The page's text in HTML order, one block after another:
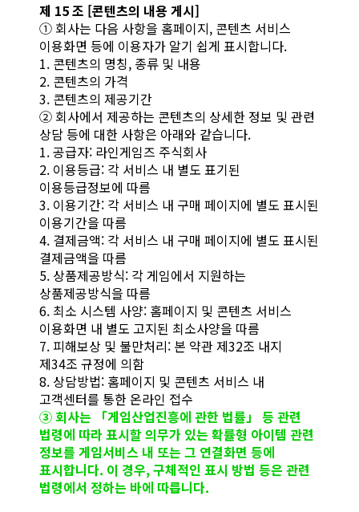
제 15 조 [콘텐츠의 내용 게시]
① 회사는 다음 사항을 홈페이지, 콘텐츠 서비스
이용화면 등에 이용자가 알기 쉽게 표시합니다.
1. 콘텐츠의 명칭, 종류 및 내용
2. 콘텐츠의 가격
3. 콘텐츠의 제공기간
② 회사에서 제공하는 콘텐츠의 상세한 정보 및 관련
상담 등에 대한 사항은 아래와 같습니다.
1. 공급자: 라인게임즈 주식회사
2. 이용등급: 각 서비스 내 별도 표기된
이용등급정보에 따름
3. 이용기간: 각 서비스 내 구매 페이지에 별도 표시된
이용기간을 따름
4. 결제금액: 각 서비스 내 구매 페이지에 별도 표시된
결제금액을 따름
5. 상품제공방식: 각 게임에서 지원하는
상품제공방식을 따름
6. 최소 시스템 사양: 홈페이지 및 콘텐츠 서비스
이용화면 내 별도 고지된 최소사양을 따름
7. 피해보상 및 불만처리: 본 약관 제32조 내지
제34조 규정에 의함
8. 상담방법: 홈페이지 및 콘텐츠 서비스 내
고객센터를 통한 온라인 접수
③ 회사는 「게임산업진흥에 관한 법률」 등 관련
법령에 따라 표시할 의무가 있는 확률형 아이템 관련
정보를 게임서비스 내 또는 그 연결화면 등에
표시합니다. 이 경우, 구체적인 표시 방법 등은 관련
법령에서 정하는 바에 따릅니다.